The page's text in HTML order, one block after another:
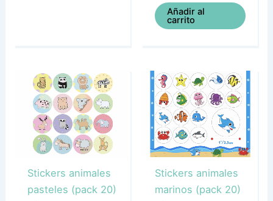
Añadir al
carrito
Stickers animales
pasteles (pack 20)
Stickers animales
marinos (pack 20)